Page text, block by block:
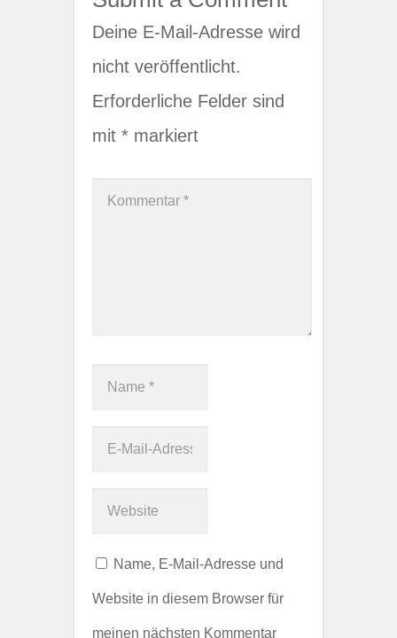
Deine E-Mail-Adresse wird
nicht veröffentlicht.
Erforderliche Felder sind
mit * markiert
Name, E-Mail-Adresse und
Website in diesem Browser für
meinen nächsten Kommentar